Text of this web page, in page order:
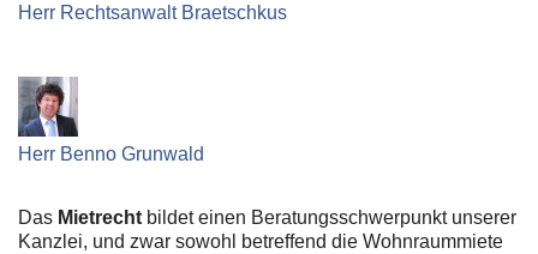
Herr Rechtsanwalt Braetschkus
Herr Benno Grunwald
Das Mietrecht bildet einen Beratungsschwerpunkt unserer
Kanzlei, und zwar sowohl betreffend die Wohnraummiete